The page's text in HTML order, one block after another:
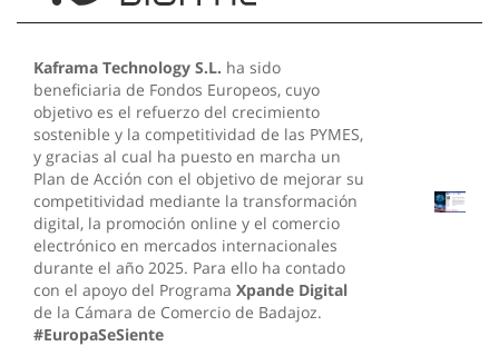
Kaframa Technology S.L. ha sido
beneficiaria de Fondos Europeos, cuyo
objetivo es el refuerzo del crecimiento
sostenible y la competitividad de las PYMES,
y gracias al cual ha puesto en marcha un
Plan de Acción con el objetivo de mejorar su
competitividad mediante la transformación
digital, la promoción online y el comercio
electrónico en mercados internacionales
durante el año 2025. Para ello ha contado
con el apoyo del Programa Xpande Digital
de la Cámara de Comercio de Badajoz.
#EuropaSeSiente